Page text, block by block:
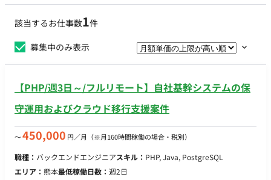
該当するお仕事数1件
募集中のみ表示
【PHP/週3日～/フルリモート】自社基幹システムの保
守運用およびクラウド移行支援案件
〜450,000 円／月 （※月160時間稼働の場合・税別）
職種： バックエンドエンジニアスキル： PHP, Java, PostgreSQL
エリア： 熊本最低稼働日数： 週2日